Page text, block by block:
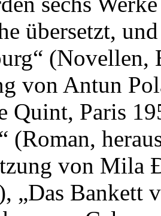
übersetzt,
von Antun
Quint, Paris
(Roman,
von Mila
„Das Bankett